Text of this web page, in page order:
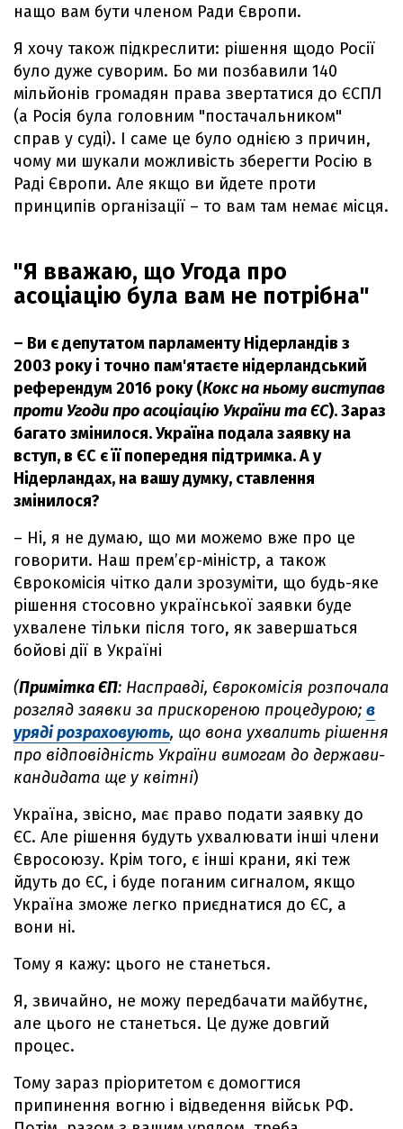
нащо вам бути членом Ради Європи.
Я хочу також підкреслити: рішення щодо Росії
було дуже суворим. Бо ми позбавили 140
мільйонів громадян права звертатися до ЄСПЛ
(а Росія була головним "постачальником"
справ у суді). І саме це було однією з причин,
чому ми шукали можливість зберегти Росію в
Раді Європи. Але якщо ви йдете проти
принципів організації – то вам там немає місця.
"Я вважаю, що Угода про
асоціацію була вам не потрібна"
– Ви є депутатом парламенту Нідерландів з
2003 року і точно пам'ятаєте нідерландський
референдум 2016 року (Кокс на ньому виступав
проти Угоди про асоціацію України та ЄС). Зараз
багато змінилося. Україна подала заявку на
вступ, в ЄС є її попередня підтримка. А у
Нідерландах, на вашу думку, ставлення
змінилося?
– Ні, я не думаю, що ми можемо вже про це
говорити. Наш прем’єр-міністр, а також
Єврокомісія чітко дали зрозуміти, що будь-яке
рішення стосовно української заявки буде
ухвалене тільки після того, як завершаться
бойові дії в Україні
(Примітка ЄП: Насправді, Єврокомісія розпочала
розгляд заявки за прискореною процедурою; в
уряді розраховують, що вона ухвалить рішення
про відповідність України вимогам до держави-
кандидата ще у квітні)
Україна, звісно, має право подати заявку до
ЄС. Але рішення будуть ухвалювати інші члени
Євросоюзу. Крім того, є інші крани, які теж
йдуть до ЄС, і буде поганим сигналом, якщо
Україна зможе легко приєднатися до ЄС, а
вони ні.
Тому я кажу: цього не станеться.
Я, звичайно, не можу передбачати майбутнє,
але цього не станеться. Це дуже довгий
процес.
Тому зараз пріоритетом є домогтися
припинення вогню і відведення військ РФ.